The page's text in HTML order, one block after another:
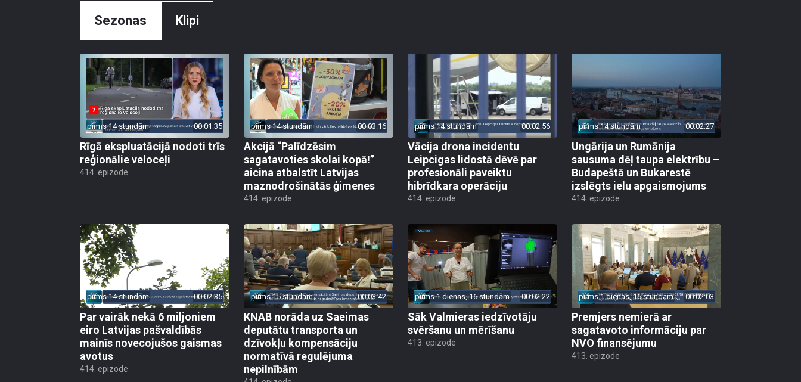
Sezonas Klipi
pirms 14 stundām 00:01:35
Rīgā ekspluatācijā nodoti trīs
reģionālie veloceļi
414. epizode
pirms 14 stundām 00:03:16
Akcijā “Palīdzēsim
sagatavoties skolai kopā!”
aicina atbalstīt Latvijas
maznodrošinātās ģimenes
414. epizode
pirms 14 stundām 00:02:56
Vācija drona incidentu
Leipcigas lidostā dēvē par
profesionāli paveiktu
hibrīdkara operāciju
414. epizode
pirms 14 stundām 00:02:27
Ungārija un Rumānija
sausuma dēļ taupa elektrību –
Budapeštā un Bukarestē
izslēgts ielu apgaismojums
414. epizode
pirms 14 stundām 00:02:35
Par vairāk nekā 6 miljoniem
eiro Latvijas pašvaldībās
mainīs novecojušos gaismas
avotus
414. epizode
pirms 15 stundām 00:03:42
KNAB norāda uz Saeimas
deputātu transporta un
dzīvokļu kompensāciju
normatīvā regulējuma
nepilnībām
pirms 1 dienas, 16 stundām 00:02:22
Sāk Valmieras iedzīvotāju
svēršanu un mērīšanu
413. epizode
pirms 1 dienas, 16 stundām 00:02:03
Premjers nemierā ar
sagatavoto informāciju par
NVO finansējumu
413. epizode